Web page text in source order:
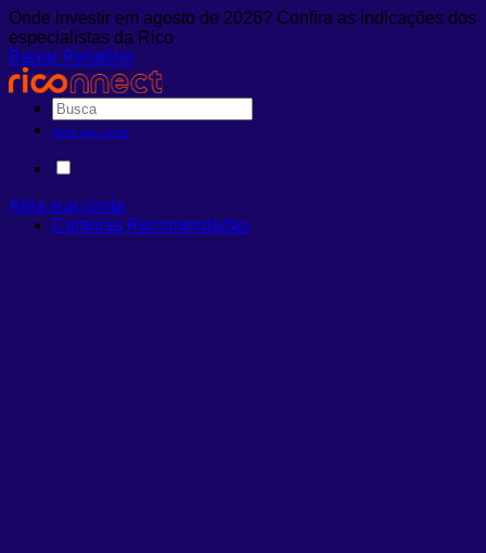
Onde investir em agosto de 2026? Confira as indicações dos
especialistas da Rico
Baixar Relatório
Abra sua conta
Abra sua conta
Carteiras Recomendadas